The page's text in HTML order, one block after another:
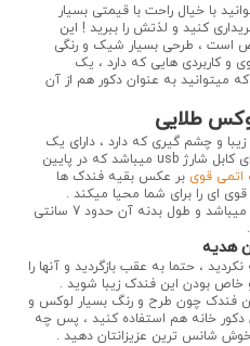
با خیال راحت با قیمتی بسیار
کنید و لذتش را ببرید ! این
است ، طرحی بسیار شیک و رنگی
و کاربردی هایی که دارد ، یک
به عنوان دکور هم از آن
طلایی
و چشم گیری که دارد ، دارای یک
جعبه شیک و همچنین خود فندک دارای کابل شارژ usb میباشد که در پایین
اتمی قوی بر عکس بقیه فندک ها
ای را برای شما محیا میکند .
همچنین این فندک ساخت کشور چین میباشد و طول بدنه آن حدود 7 سانتی
هدیه
، حتما به عقب بازگردید و آنها را
خاص بودن این فندک زیبا شوید .
فندک چون طرح و رنگ بسیار لوکس و
دکور خانه هم استفاده کنید ، پس چه
شانس ترین عزیزانتان دهید .